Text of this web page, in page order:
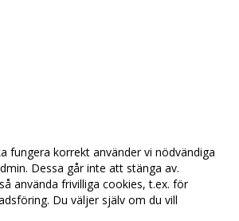
fungera korrekt använder vi nödvändiga
Dessa går inte att stänga av.
använda frivilliga cookies, t.ex. för
Du väljer själv om du vill